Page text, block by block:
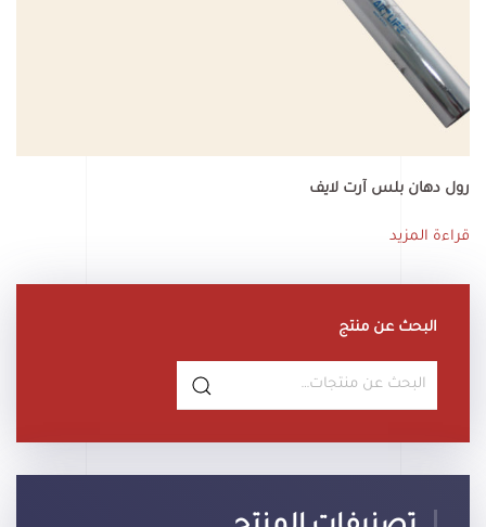
رول دهان بلس آرت لايف
قراءة المزيد
البحث عن منتج
البحث